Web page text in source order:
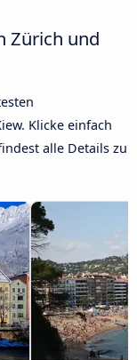
Zürich und
Klicke einfach
alle Details zu